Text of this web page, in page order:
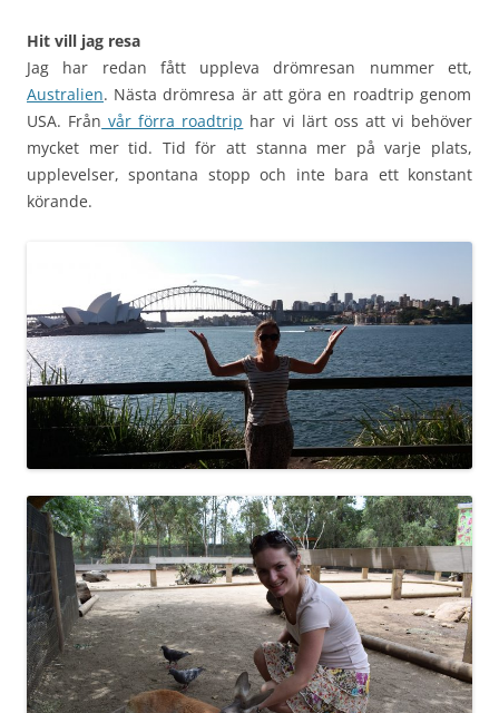
Hit vill jag resa
Jag har redan fått uppleva drömresan nummer ett,
Australien. Nästa drömresa är att göra en roadtrip genom
USA. Från vår förra roadtrip har vi lärt oss att vi behöver
mycket mer tid. Tid för att stanna mer på varje plats,
upplevelser, spontana stopp och inte bara ett konstant
körande.